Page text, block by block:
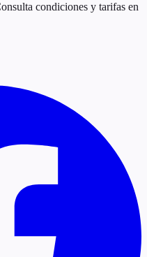
condiciones y tarifas en